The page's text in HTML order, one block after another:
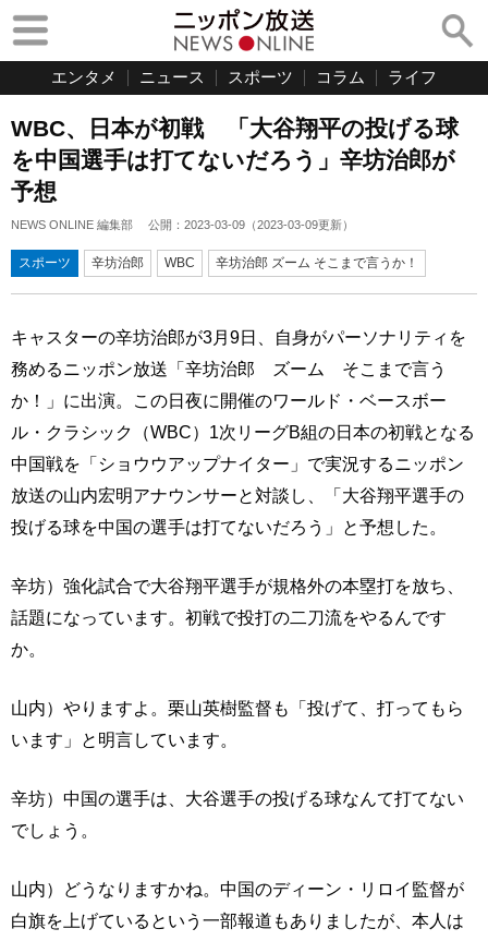
エンタメ ニュース スポーツ コラム ライフ
WBC、日本が初戦 「大谷翔平の投げる球
を中国選手は打てないだろう」辛坊治郎が
予想
NEWS ONLINE 編集部 公開： 2023-03-09 （2023-03-09更新）
スポーツ 辛坊治郎 WBC 辛坊治郎 ズーム そこまで言うか！
キャスターの辛坊治郎が3月9日、自身がパーソナリティを
務めるニッポン放送「辛坊治郎 ズーム そこまで言う
か！」に出演。この日夜に開催のワールド・ベースボー
ル・クラシック（WBC）1次リーグB組の日本の初戦となる
中国戦を「ショウウアップナイター」で実況するニッポン
放送の山内宏明アナウンサーと対談し、「大谷翔平選手の
投げる球を中国の選手は打てないだろう」と予想した。
辛坊）強化試合で大谷翔平選手が規格外の本塁打を放ち、
話題になっています。初戦で投打の二刀流をやるんです
か。
山内）やりますよ。栗山英樹監督も「投げて、打ってもら
います」と明言しています。
辛坊）中国の選手は、大谷選手の投げる球なんて打てない
でしょう。
山内）どうなりますかね。中国のディーン・リロイ監督が
白旗を上げているという一部報道もありましたが、本人は